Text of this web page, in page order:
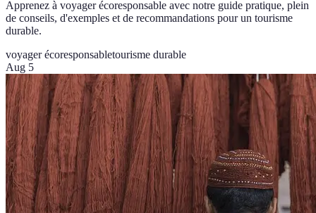
Apprenez à voyager écoresponsable avec notre guide pratique, plein
de conseils, d'exemples et de recommandations pour un tourisme
durable.
voyager écoresponsabletourisme durable
Aug 5